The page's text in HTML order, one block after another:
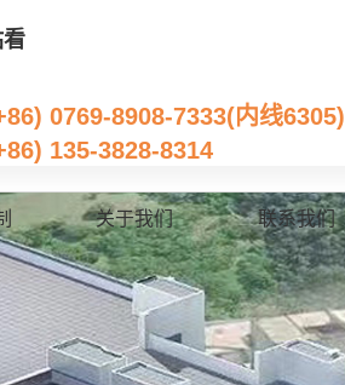
0769-8908-7333(内线6305)
135-3828-8314
关于我们 联系我们